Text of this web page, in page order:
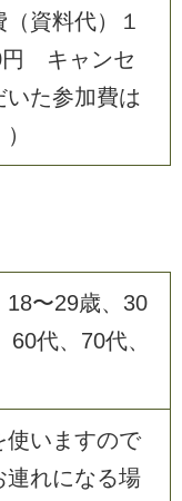
資料代）１
キャンセ
いた参加費は
18〜29歳、30
代、70代、
使いますので
連れになる場